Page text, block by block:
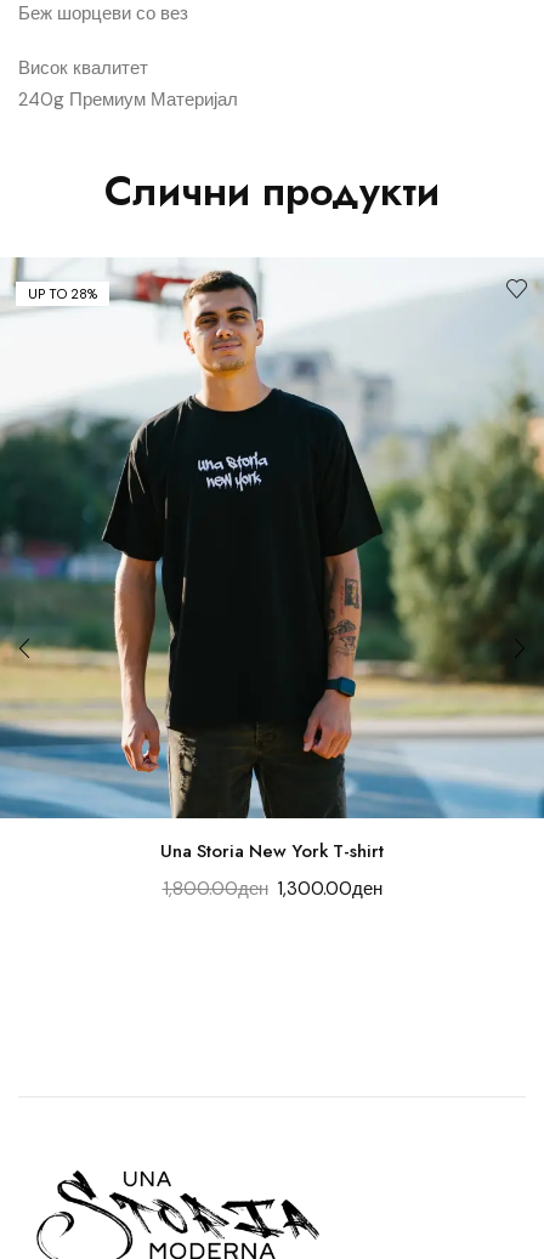
Беж шорцеви со вез
Висок квалитет
240g Премиум Материјал
Слични продукти
UP TO 28%
Una Storia New York T-shirt
1,800.00ден 1,300.00ден